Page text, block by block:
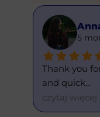
Anna
5
Thank you for
and quick...
czytaj więcej